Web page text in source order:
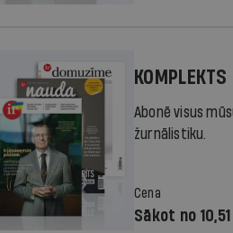
Abonē visus
žurnālistiku.
Cena
Sākot no